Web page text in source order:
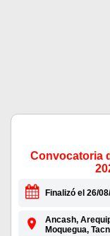
Convocatoria
Finalizó el 26/
Ancash,
Moquegua,